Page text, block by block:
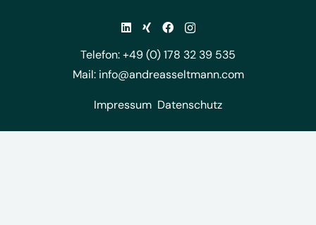
Telefon: +49 (0) 178 32 39 535
Mail: info@andreasseltmann.com
Impressum Datenschutz